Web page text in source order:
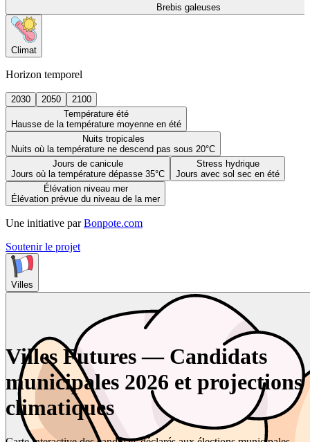
Brebis galeuses
Climat
Horizon temporel
2030 2050
2100
Température été
Hausse de la température moyenne en été
Nuits tropicales
Nuits où la température ne descend pas sous 20°C
Jours de canicule
Jours où la température dépasse 35°C
Stress hydrique
Jours avec sol sec en été
Élévation niveau mer
Élévation prévue du niveau de la mer
Une initiative par Bonpote.com
Soutenir le projet
Villes
Villes Futures — Candidats
municipales 2026 et projections
climatiques